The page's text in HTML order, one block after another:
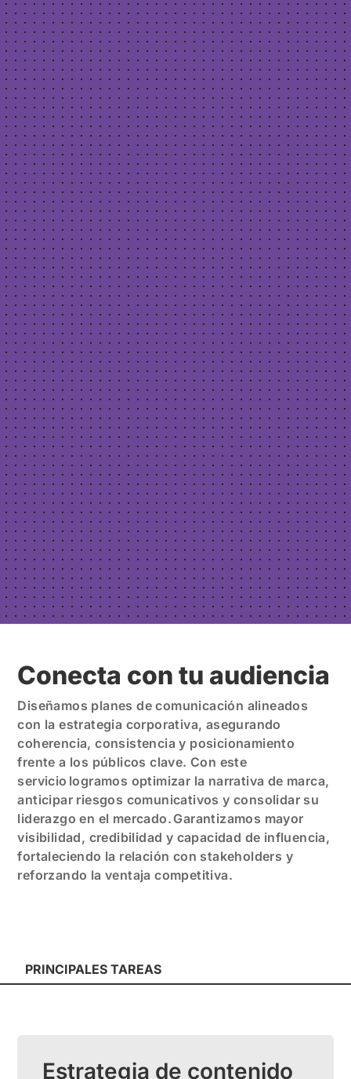
Conecta con tu audiencia
Diseñamos planes de comunicación alineados
con la estrategia corporativa, asegurando
coherencia, consistencia y posicionamiento
frente a los públicos clave. Con este
servicio logramos optimizar la narrativa de marca,
anticipar riesgos comunicativos y consolidar su
liderazgo en el mercado. Garantizamos mayor
visibilidad, credibilidad y capacidad de influencia,
fortaleciendo la relación con stakeholders y
reforzando la ventaja competitiva.
PRINCIPALES TAREAS
Estrategia de contenido